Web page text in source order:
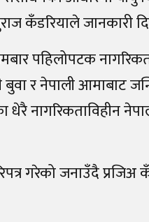
कँडरियाले जानकारी
पहिलोपटक
र नेपाली आमाबाट
नागरिकताविहीन
गरेको जनाउँदै प्रजिअ